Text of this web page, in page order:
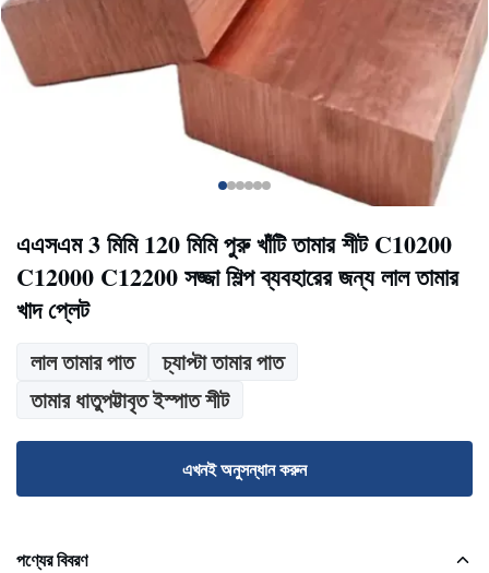
এএসএম 3 মিমি 120 মিমি পুরু খাঁটি তামার শীট C10200
C12000 C12200 সজ্জা শিল্প ব্যবহারের জন্য লাল তামার
খাদ প্লেট
লাল তামার পাত
চ্যাপ্টা তামার পাত
তামার ধাতুপট্টাবৃত ইস্পাত শীট
এখনই অনুসন্ধান করুন
পণ্যের বিবরণ